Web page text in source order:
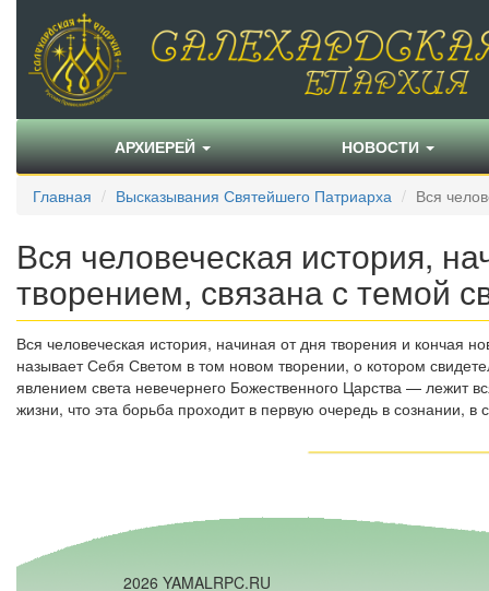
АРХИЕРЕЙ НОВОСТИ
Главная Высказывания Святейшего Патриарха Вся
Вся человеческая история,
творением, связана с темой
Вся человеческая история, начиная от дня творения и кончая
называет Себя Светом в том новом творении, о котором
явлением света невечернего Божественного Царства — лежит
жизни, что эта борьба проходит в первую очередь в сознании, в
2026 YAMALRPC.RU